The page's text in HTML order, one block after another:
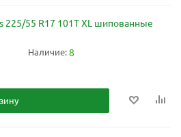
225/55 R17 101T XL шипованные
Наличие:8